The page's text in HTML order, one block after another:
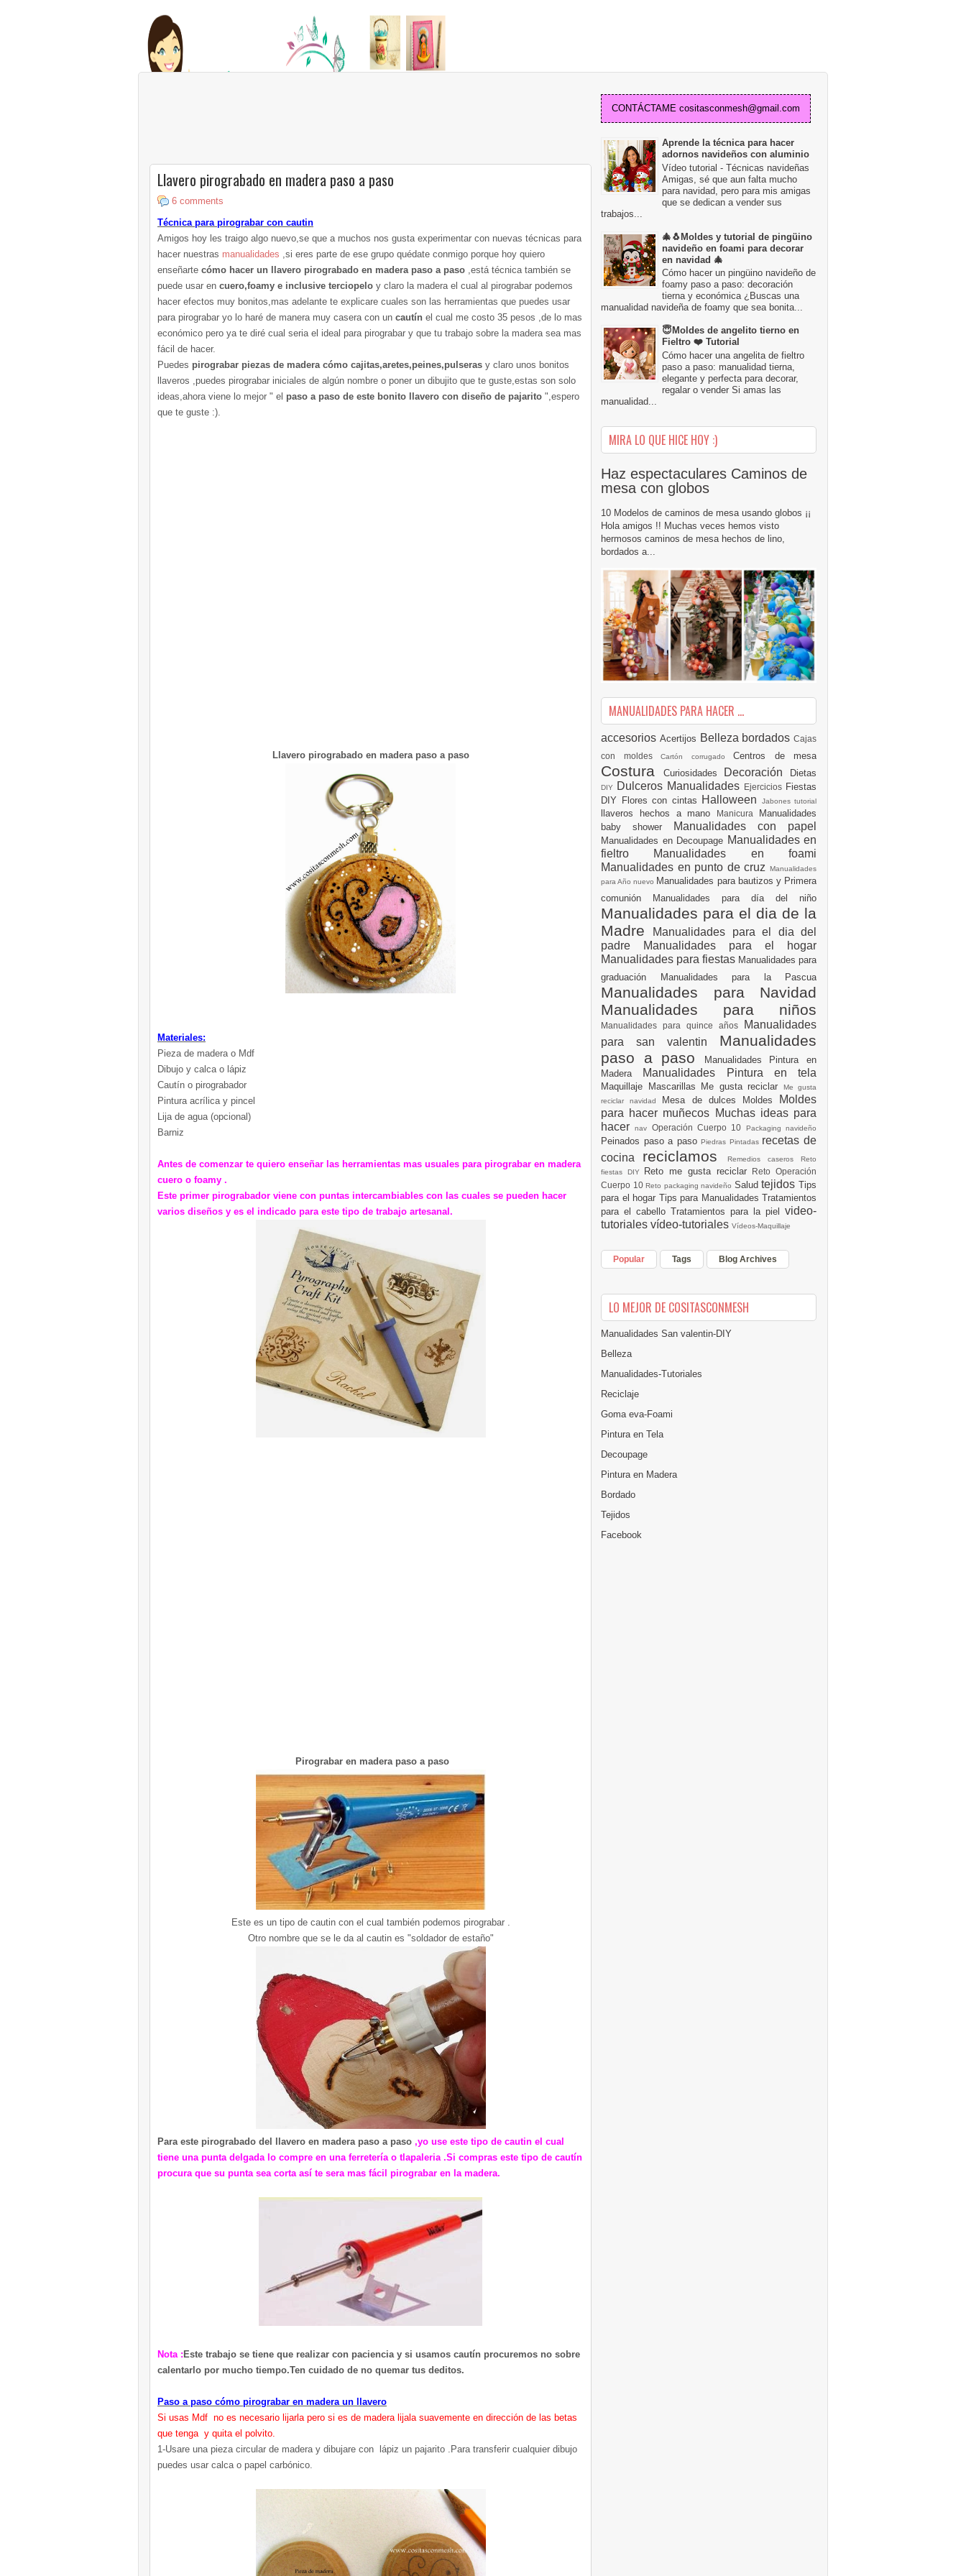
Llavero pirograbado en madera paso a paso
6 comments
Técnica para pirograbar con cautin
Amigos hoy les traigo algo nuevo,se que a muchos nos gusta experimentar con nuevas técnicas para
hacer nuestras manualidades ,si eres parte de ese grupo quédate conmigo porque hoy quiero
enseñarte cómo hacer un llavero pirograbado en madera paso a paso ,está técnica también se
puede usar en cuero,foamy e inclusive terciopelo y claro la madera el cual al pirograbar podemos
hacer efectos muy bonitos,mas adelante te explicare cuales son las herramientas que puedes usar
para pirograbar yo lo haré de manera muy casera con un cautín el cual me costo 35 pesos ,de lo mas
económico pero ya te diré cual seria el ideal para pirograbar y que tu trabajo sobre la madera sea mas
fácil de hacer.
Puedes pirograbar piezas de madera cómo cajitas,aretes,peines,pulseras y claro unos bonitos
llaveros ,puedes pirograbar iniciales de algún nombre o poner un dibujito que te guste,estas son solo
ideas,ahora viene lo mejor " el paso a paso de este bonito llavero con diseño de pajarito ",espero
que te guste :).
Llavero pirograbado en madera paso a paso
Materiales:
Pieza de madera o Mdf
Dibujo y calca o lápiz
Cautín o pirograbador
Pintura acrílica y pincel
Lija de agua (opcional)
Barniz
Antes de comenzar te quiero enseñar las herramientas mas usuales para pirograbar en madera
cuero o foamy .
Este primer pirograbador viene con puntas intercambiables con las cuales se pueden hacer
varios diseños y es el indicado para este tipo de trabajo artesanal.
Pirograbar en madera paso a paso
Este es un tipo de cautin con el cual también podemos pirograbar .
Otro nombre que se le da al cautin es "soldador de estaño"
Para este pirograbado del llavero en madera paso a paso ,yo use este tipo de cautin el cual
tiene una punta delgada lo compre en una ferretería o tlapaleria .Si compras este tipo de cautín
procura que su punta sea corta así te sera mas fácil pirograbar en la madera.
Nota : Este trabajo se tiene que realizar con paciencia y si usamos cautín procuremos no sobre
calentarlo por mucho tiempo.Ten cuidado de no quemar tus deditos.
Paso a paso cómo pirograbar en madera un llavero
Si usas Mdf no es necesario lijarla pero si es de madera lijala suavemente en dirección de las betas
que tenga y quita el polvito.
1-Usare una pieza circular de madera y dibujare con lápiz un pajarito .Para transferir cualquier dibujo
puedes usar calca o papel carbónico.
CONTÁCTAME cositasconmesh@gmail.com
Aprende la técnica para hacer
adornos navideños con aluminio
Vídeo tutorial - Técnicas navideñas
Amigas, sé que aun falta mucho
para navidad, pero para mis amigas
que se dedican a vender sus
trabajos...
🎄🐧Moldes y tutorial de pingüino
navideño en foami para decorar
en navidad 🎄
Cómo hacer un pingüino navideño de
foamy paso a paso: decoración
tierna y económica ¿Buscas una
manualidad navideña de foamy que sea bonita...
😇Moldes de angelito tierno en
Fieltro ❤️ Tutorial
Cómo hacer una angelita de fieltro
paso a paso: manualidad tierna,
elegante y perfecta para decorar,
regalar o vender Si amas las
manualidad...
MIRA LO QUE HICE HOY :)
Haz espectaculares Caminos de
mesa con globos
10 Modelos de caminos de mesa usando globos ¡¡
Hola amigos !! Muchas veces hemos visto
hermosos caminos de mesa hechos de lino,
bordados a...
MANUALIDADES PARA HACER ...
accesorios Acertijos Belleza bordados Cajas
con moldes Cartón corrugado Centros de mesa
Costura Curiosidades Decoración Dietas
DIY Dulceros Manualidades Ejercicios Fiestas
DIY Flores con cintas Halloween Jabones tutorial
llaveros hechos a mano Manicura Manualidades
baby shower
Manualidades con papel
Manualidades en Decoupage Manualidades en
fieltro Manualidades en foami
Manualidades en punto de cruz
Manualidades
para Año nuevo Manualidades para bautizos y Primera
comunión Manualidades para día del niño
Manualidades para el dia de la
Madre
Manualidades para el dia del
padre
Manualidades para el hogar
Manualidades para fiestas Manualidades para
graduación Manualidades para la Pascua
Manualidades para Navidad
Manualidades para niños
Manualidades para quince años
Manualidades
para san valentin Manualidades
paso a paso
Manualidades Pintura en
Madera
Manualidades Pintura en tela
Maquillaje Mascarillas Me gusta reciclar
Me gusta
reciclar navidad Mesa de dulces Moldes
Moldes
para hacer muñecos Muchas ideas para
hacernav Operación Cuerpo 10 Packaging navideño
Peinados paso a pasoPiedras Pintadas recetas de
cocina reciclamos Remedios caseros Reto
fiestas DIY Reto me gusta reciclar
Reto Operación
Cuerpo 10Reto packaging navideño SaludtejidosTips
para el hogar Tips para Manualidades Tratamientos
para el cabello Tratamientos para la piel video-
tutoriales vídeo-tutoriales Vídeos-Maquillaje
Popular Tags Blog Archives
LO MEJOR DE COSITASCONMESH
Manualidades San valentin-DIY
Belleza
Manualidades-Tutoriales
Reciclaje
Goma eva-Foami
Pintura en Tela
Decoupage
Pintura en Madera
Bordado
Tejidos
Facebook